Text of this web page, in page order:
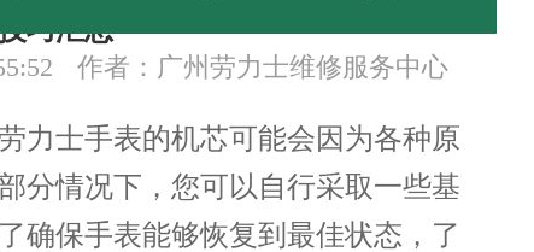
巧汇总
作者：广州劳力士维修服务中心
士手表的机芯可能会因为各种原
分情况下，您可以自行采取一些基
确保手表能够恢复到最佳状态，了